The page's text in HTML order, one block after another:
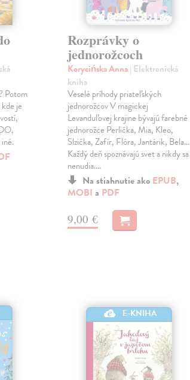
Potom
je
Rozprávky o
jednorožcoch
Korycińska Anna| Elektronická
kniha
Veselé príhody priateľských
jednorožcov V magickej
Levanduľovej krajine bývajú farebné
jednorožce Perlička, Mia, Kleo,
Slzička, Zafír, Flóra, Jantárik, Bela...
Každý deň spoznávajú svet a nikdy sa
nenudia.…
Na stiahnutie ako EPUB,
MOBI a PDF
9,00 €
E-KNIHA